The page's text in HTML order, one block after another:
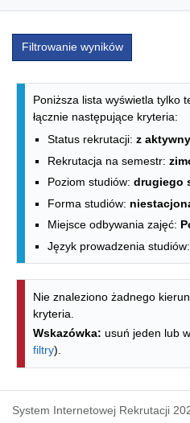
Filtrowanie wyników
Lista kierunków -
Poniższa lista wyświetla tylko
łącznie następujące kryteria:
Status rekrutacji: z
Rekrutacja na semestr:
Poziom studiów: drugiego
Forma studiów:
Miejsce odbywania zajęć:
Język prowadzenia studiów:
Nie znaleziono żadnego
kryteria.
Wskazówka: usuń jeden lub
filtry).
System Internetowej Rekrutacji